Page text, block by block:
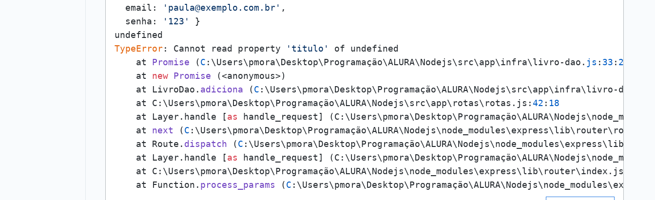
  email:
'paula@exemplo.com.br' ,
  senha:
'123'
}
TypeError: Cannot read property 'titulo'
of undefined
    at
Promise (C :\Users\pmora\Desktop\Programação\ALURA\Nodejs\src\app\infra\livro-dao. js : 33 : 23
    at
new Promise (<anonymous>)
    at LivroDao.
adiciona (C :\Users\pmora\Desktop\Programação\ALURA\Nodejs\src\app\infra\livro-dao.
    at C:\Users\pmora\Desktop\Programação\ALURA\Nodejs\src\app\rotas\rotas.js:
42 : 18
    at Layer.handle [
as handle_request]
    at
next (C :\Users\pmora\Desktop\Programação\ALURA\Nodejs\node_modules\express\lib\router\route.
    at Route.
dispatch (C
    at Layer.handle [
as handle_request]
    at C:\Users\pmora\Desktop\Programação\ALURA\Nodejs\node_modules\express\lib\router\index.js:
    at Function.
process_params (C